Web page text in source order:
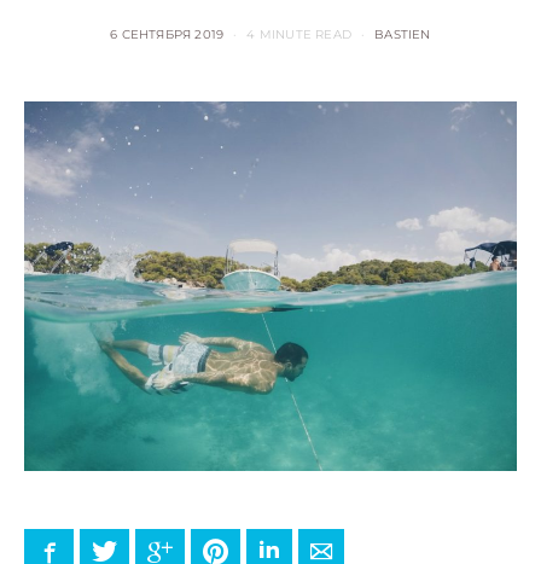
6 СЕНТЯБРЯ 2019 4 MINUTE READ BASTIEN
FacebookTwitter Google+ PinterestLinkedInE-mail